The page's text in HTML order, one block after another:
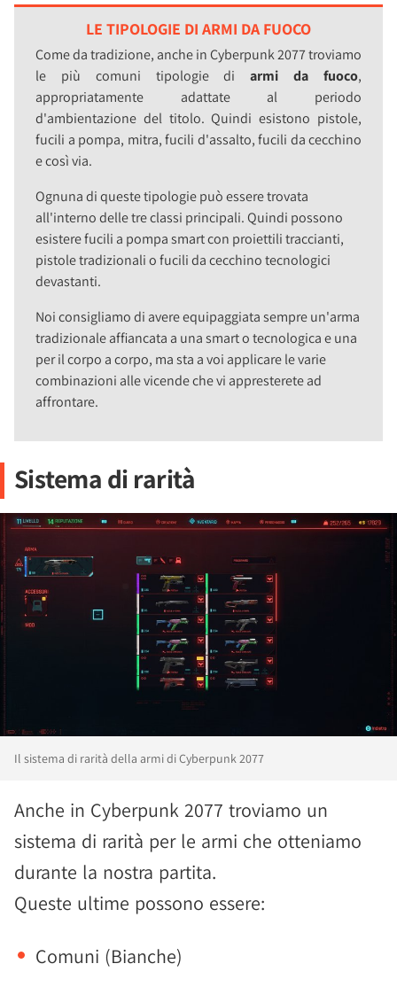
LE TIPOLOGIE DI ARMI DA FUOCO
Come da tradizione, anche in Cyberpunk 2077 troviamo
le più comuni tipologie diarmi da fuoco,
appropriatamente adattate al periodo
d'ambientazione del titolo. Quindi esistono pistole,
fucili a pompa, mitra, fucili d'assalto, fucili da cecchino
e così via.
Ognuna di queste tipologie può essere trovata
all'interno delle tre classi principali. Quindi possono
esistere fucili a pompa smart con proiettili traccianti,
pistole tradizionali o fucili da cecchino tecnologici
devastanti.
Noi consigliamo di avere equipaggiata sempre un'arma
tradizionale affiancata a una smart o tecnologica e una
per il corpo a corpo, ma sta a voi applicare le varie
combinazioni alle vicende che vi appresterete ad
affrontare.
Sistema di rarità
Il sistema di rarità della armi di Cyberpunk 2077
Anche in Cyberpunk 2077 troviamo un
sistema di rarità per le armi che otteniamo
durante la nostra partita.
Queste ultime possono essere:
Comuni (Bianche)